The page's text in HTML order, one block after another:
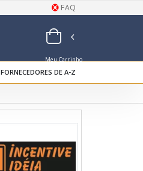
FAQ
Meu Carrinho
de Orçamentos
FORNECEDORES DE A-Z